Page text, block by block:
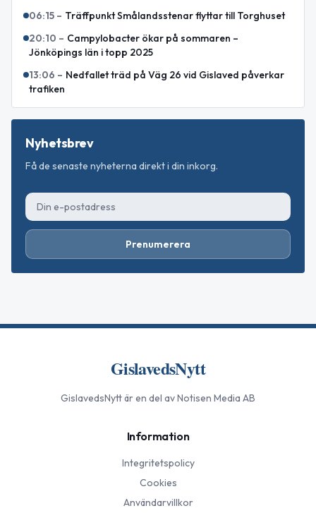
06:15 – Träffpunkt Smålandsstenar flyttar till Torghuset
20:10 – Campylobacter ökar på sommaren –
Jönköpings län i topp 2025
13:06 – Nedfallet träd på Väg 26 vid Gislaved påverkar
trafiken
Nyhetsbrev
Få de senaste nyheterna direkt i din inkorg.
Prenumerera
GislavedsNytt
GislavedsNyttär en del av Notisen Media AB
Information
Integritetspolicy
Cookies
Användarvillkor